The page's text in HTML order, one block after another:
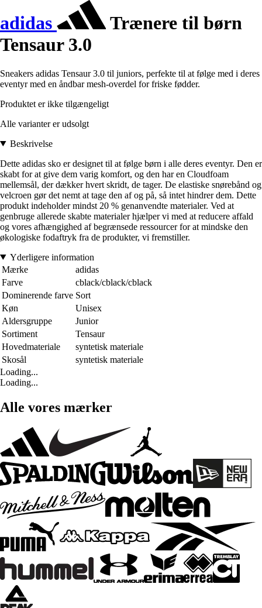
adidas
Trænere til børn
Tensaur 3.0
Sneakers adidas Tensaur 3.0 til juniors, perfekte til at følge med i deres
eventyr med en åndbar mesh-overdel for friske fødder.
Produktet er ikke tilgængeligt
Alle varianter er udsolgt
Beskrivelse
Dette adidas sko er designet til at følge børn i alle deres eventyr. Den er
skabt for at give dem varig komfort, og den har en Cloudfoam
mellemsål, der dækker hvert skridt, de tager. De elastiske snørebånd og
velcroen gør det nemt at tage den af og på, så intet hindrer dem. Dette
produkt indeholder mindst 20 % genanvendte materialer. Ved at
genbruge allerede skabte materialer hjælper vi med at reducere affald
og vores afhængighed af begrænsede ressourcer for at mindske den
økologiske fodaftryk fra de produkter, vi fremstiller.
Yderligere information
Mærke
adidas
Farve
cblack/cblack/cblack
Dominerende farve Sort
Køn
Unisex
Aldersgruppe
Junior
Sortiment
Tensaur
Hovedmateriale
syntetisk materiale
Skosål
syntetisk materiale
Loading...
Loading...
Alle vores mærker